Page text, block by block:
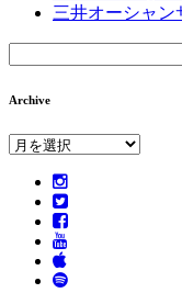
三井オーシャン
Archive